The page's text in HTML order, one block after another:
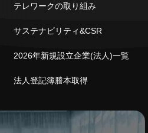
テレワークの取り組み
サステナビリティ&CSR
2026年新規設立企業(法人)一覧
法人登記簿謄本取得